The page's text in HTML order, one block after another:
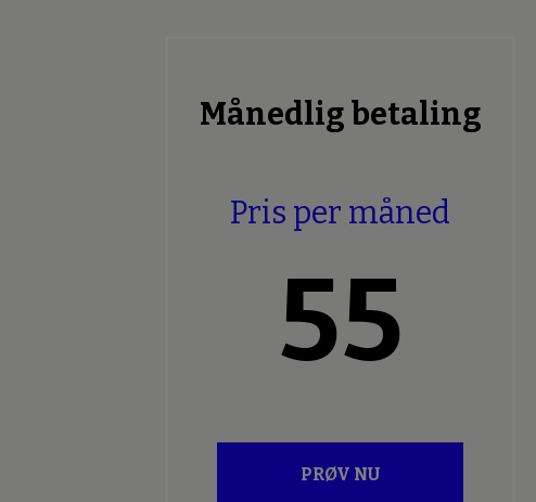
Månedlig betaling
Pris per måned
55
PRØV NU